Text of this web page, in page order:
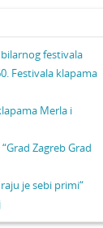
festivala
Festivala klapama
Merla i
Zagreb Grad
je sebi primi“